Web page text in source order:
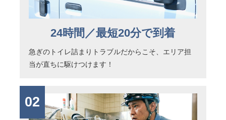
24時間／最短20分で到着
急ぎのトイレ詰まりトラブルだからこそ、エリア担
当が直ちに駆けつけます！
02